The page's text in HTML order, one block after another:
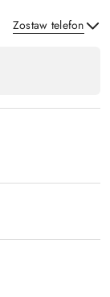
Zostaw telefon